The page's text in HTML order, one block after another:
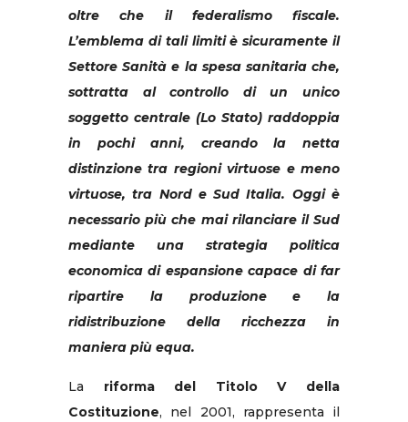
oltre che il federalismo fiscale.
L’emblema di tali limiti è sicuramente il
Settore Sanità e la spesa sanitaria che,
sottratta al controllo di un unico
soggetto centrale (Lo Stato) raddoppia
in pochi anni, creando la netta
distinzione tra regioni virtuose e meno
virtuose, tra Nord e Sud Italia. Oggi è
necessario più che mai rilanciare il Sud
mediante una strategia politica
economica di espansione capace di far
ripartire la produzione e la
ridistribuzione della ricchezza in
maniera più equa.
La riforma del Titolo V della
Costituzione, nel 2001, rappresenta il